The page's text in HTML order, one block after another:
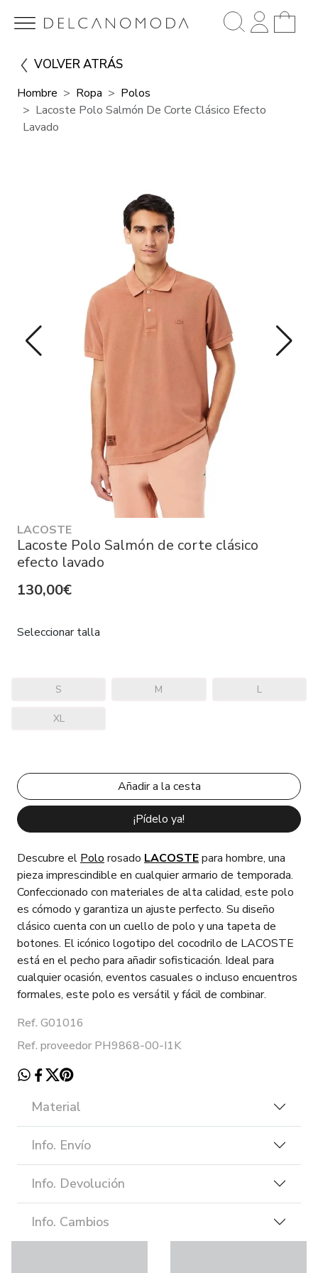
VOLVER ATRÁS
Hombre Ropa
Polos
Lacoste Polo Salmón De Corte Clásico Efecto
Lavado
LACOSTE
Lacoste Polo Salmón de corte clásico
efecto lavado
130,00€
Seleccionar talla
S M L
XL
¡Pídelo ya!
Descubre el Polo rosado LACOSTEpara hombre, una
pieza imprescindible en cualquier armario de temporada.
Confeccionado con materiales de alta calidad, este polo
es cómodo y garantiza un ajuste perfecto. Su diseño
clásico cuenta con un cuello de polo y una tapeta de
botones. El icónico logotipo del cocodrilo de LACOSTE
está en el pecho para añadir sofisticación. Ideal para
cualquier ocasión, eventos casuales o incluso encuentros
formales, este polo es versátil y fácil de combinar.
Ref. G01016
Ref. proveedor PH9868-00-I1K
Material
Info. Envío
Info. Devolución
Info. Cambios